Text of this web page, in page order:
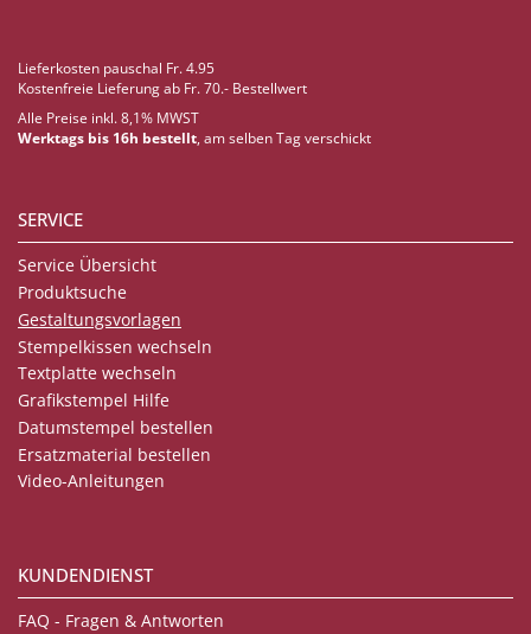
Lieferkosten pauschal Fr. 4.95
Kostenfreie Lieferung ab Fr. 70.- Bestellwert
Alle Preise inkl. 8,1% MWST
Werktags bis 16h bestellt, am selben Tag verschickt
SERVICE
Service Übersicht
Produktsuche
Gestaltungsvorlagen
Stempelkissen wechseln
Textplatte wechseln
Grafikstempel Hilfe
Datumstempel bestellen
Ersatzmaterial bestellen
Video-Anleitungen
KUNDENDIENST
FAQ - Fragen & Antworten